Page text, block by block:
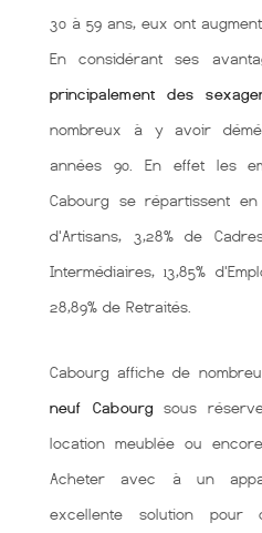
30 à 59 ans, eux ont
En considérant ses
principalement des
nombreux à y avoir
années 90. En effet les
Cabourg se répartissent en
d'Artisans, 3,28% de
Intermédiaires, 13,85%
28,89% de Retraités.
Cabourg affiche de
neuf Cabourg sous
location meublée ou
Acheter avec à un
excellente solution pour